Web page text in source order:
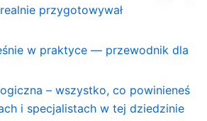
przygotowywał
w praktyce — przewodnik dla
– wszystko, co powinieneś
i specjalistach w tej dziedzinie